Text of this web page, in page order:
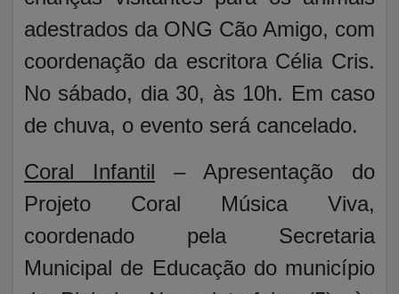
adestrados da ONG Cão Amigo, com
coordenação da escritora Célia Cris.
No sábado, dia 30, às 10h. Em caso
de chuva, o evento será cancelado.
Coral Infantil – Apresentação do
Projeto Coral Música Viva,
coordenado pela Secretaria
Municipal de Educação do município